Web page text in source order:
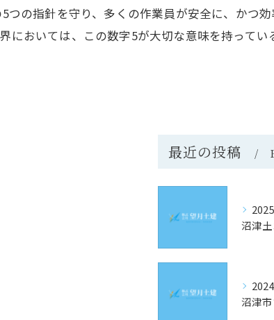
の指針を守り、多くの作業員が安全に、かつ
おいては、この数字5が大切な意味を持ってい
最近の投稿